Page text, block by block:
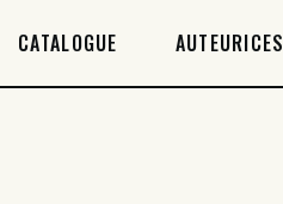
CATALOGUE AUTEURICES